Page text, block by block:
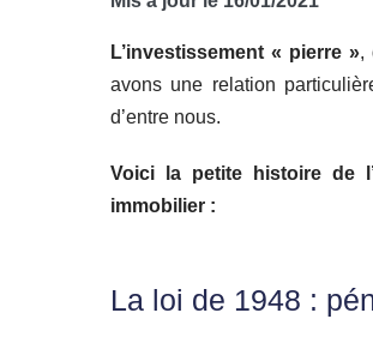
L’investissement « pierre »,
avons une relation
d’entre nous.
Voici la petite histoire de
immobilier :
La loi de 1948 :